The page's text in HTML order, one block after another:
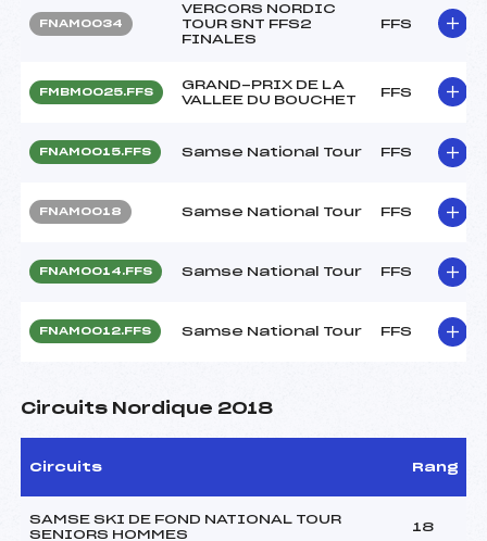
FNAM0034
VERCORS NORDIC
TOUR SNT FFS2
FINALES
FFS
FMBM0025.FFS
GRAND-PRIX DE LA
VALLEE DU BOUCHET
FFS
FNAM0015.FFS Samse National Tour FFS
FNAM0018 Samse National Tour FFS
FNAM0014.FFS Samse National Tour FFS
FNAM0012.FFS Samse National Tour FFS
Circuits Nordique 2018
Circuits Rang
SAMSE SKI DE FOND NATIONAL TOUR
SENIORS HOMMES
18